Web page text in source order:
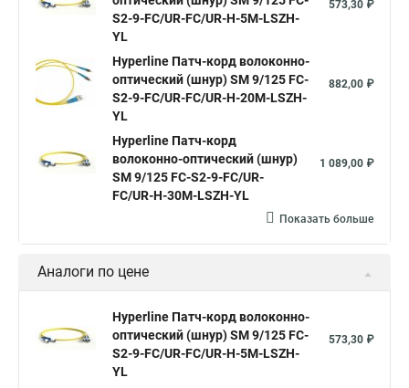
S2-9-FC/UR-FC/UR-H-5M-LSZH-
YL
573,30 ₽
Hyperline Патч-корд волоконно-
оптический (шнур) SM 9/125 FC-
S2-9-FC/UR-FC/UR-H-20M-LSZH-
YL
882,00 ₽
Hyperline Патч-корд
волоконно-оптический (шнур)
SM 9/125 FC-S2-9-FC/UR-
FC/UR-H-30M-LSZH-YL
1 089,00 ₽
Показать больше
Аналоги по цене
Hyperline Патч-корд волоконно-
оптический (шнур) SM 9/125 FC-
S2-9-FC/UR-FC/UR-H-5M-LSZH-
YL
573,30 ₽